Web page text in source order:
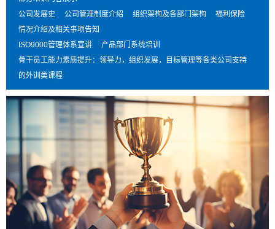
公司发展史 公司管理制度介绍 组织架构及各部门架构 福利保险
情况介绍及相关事项告知
ISO9000管理体系宣讲 产品部门系统培训
骨干员工能力素质提升：领导力，组织发展，目标管理等各类公司支持
的外训类课程